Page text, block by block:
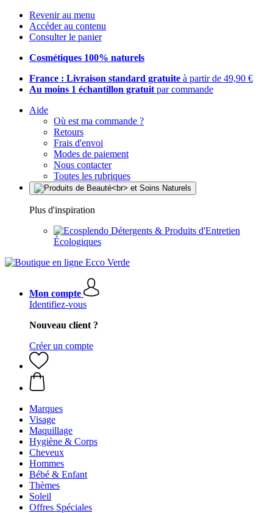
Revenir au menu
Accéder au contenu
Consulter le panier
Cosmétiques 100% naturels
France : Livraison standard gratuite à partir de 49,90 €
Au moins 1 échantillon gratuit par commande
Aide
Où est ma commande ?
Retours
Frais d'envoi
Modes de paiement
Nous contacter
Toutes les rubriques
Plus d'inspiration
Détergents & Produits d'Entretien
Écologiques
Mon compte
Identifiez-vous
Nouveau client ?
Créer un compte
Marques
Visage
Maquillage
Hygiène & Corps
Cheveux
Hommes
Bébé & Enfant
Thèmes
Soleil
Offres Spéciales